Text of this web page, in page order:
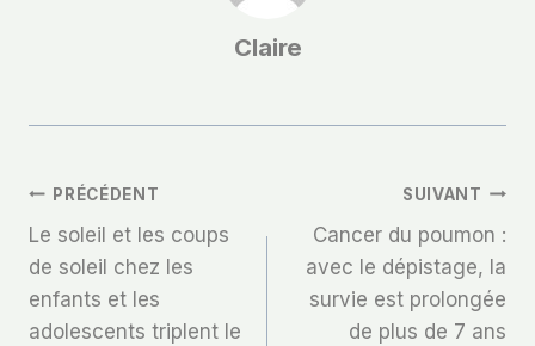
Claire
Navigation
De
L’article
PRÉCÉDENT
Le soleil et les coups
de soleil chez les
enfants et les
adolescents triplent le
SUIVANT
Cancer du poumon :
avec le dépistage, la
survie est prolongée
de plus de 7 ans